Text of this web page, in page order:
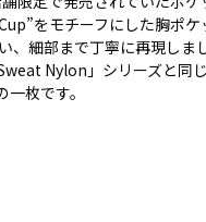
をモチーフにした胸ポ
、細部まで丁寧に再現しま
Nylon」シリーズと同
枚です。